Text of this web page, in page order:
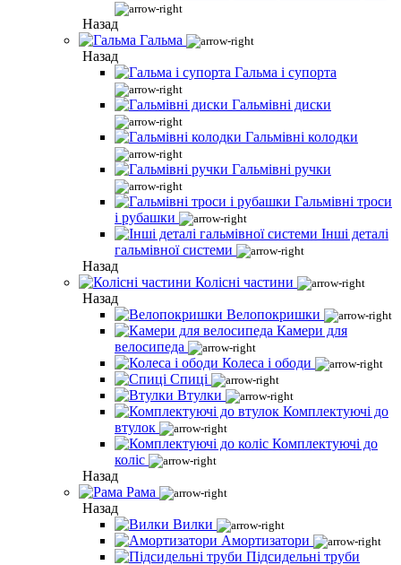
Назад
Гальма
Назад
Гальма і супорта
Гальмівні диски
Гальмівні колодки
Гальмівні ручки
Гальмівні троси
і рубашки
Інші деталі
гальмівної системи
Назад
Колісні частини
Назад
Велопокришки
Камери для
велосипеда
Колеса і ободи
Спиці
Втулки
Комплектуючі до
втулок
Комплектуючі до
коліс
Назад
Рама
Назад
Вилки
Амортизатори
Підсидельні труби